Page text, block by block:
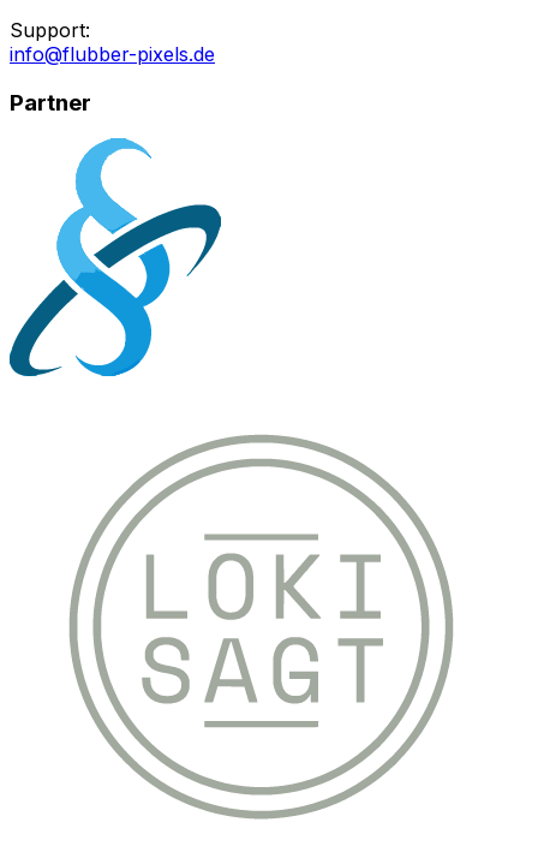
Support:
info@flubber-pixels.de
Partner